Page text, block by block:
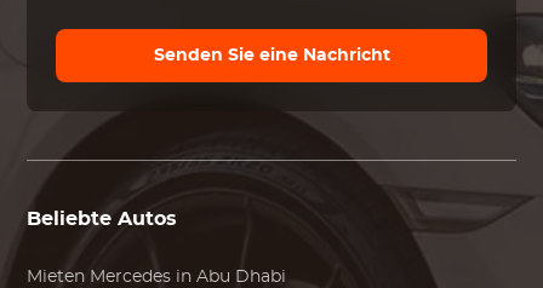
Senden Sie eine Nachricht
Beliebte Autos
Mieten Mercedes in Abu Dhabi